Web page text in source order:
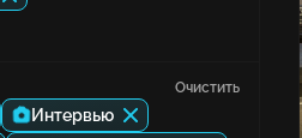
Очистить
Интервью